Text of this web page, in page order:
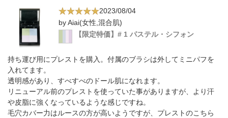
2023/08/04
by Aiai(女性,混合肌)
【限定特価】# 1 パステル・シフォン
持ち運び用にプレストを購入。付属のブラシは外してミニパフを
入れてます。
透明感があり、すべすべのドール肌になれます。
リニューアル前のプレストを使っていた事がありますが、より汗
や皮脂に強くなっているような感じですね。
毛穴カバー力はルースの方が高いようですが、プレストのこちら